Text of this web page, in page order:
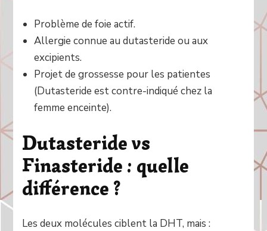
Problème de foie actif.
Allergie connue au dutasteride ou aux
excipients.
Projet de grossesse pour les patientes
(Dutasteride est contre-indiqué chez la
femme enceinte).
Dutasteride vs
Finasteride : quelle
différence ?
Les deux molécules ciblent la DHT, mais :